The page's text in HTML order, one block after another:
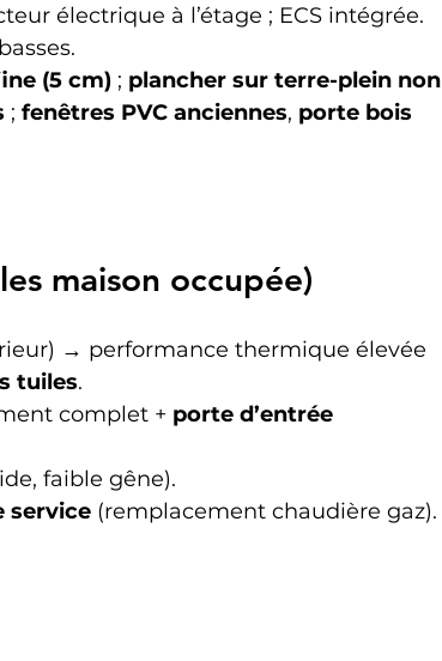
électrique à l’étage ; ECS intégrée.
(5 cm) ; plancher sur terre-plein non
; fenêtres PVC anciennes, porte bois
maison occupée)
→ performance thermique élevée
tuiles.
complet + porte d’entrée
faible gêne).
service (remplacement chaudière gaz).